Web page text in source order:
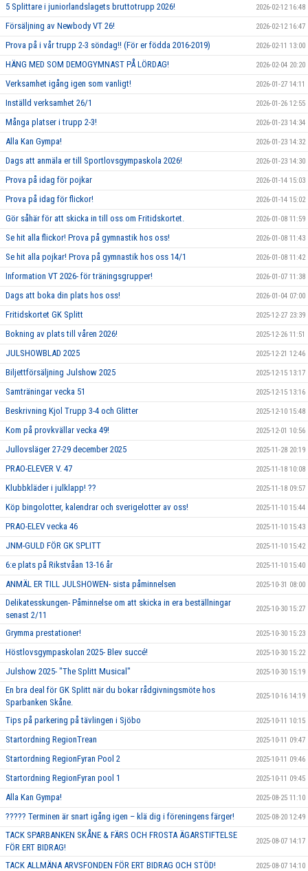
5 Splittare i juniorlandslagets bruttotrupp 2026! 2026-02-12 16:48
Försäljning av Newbody VT 26! 2026-02-12 16:47
Prova på i vår trupp 2-3 söndag!! (För er födda 2016-2019) 2026-02-11 13:00
HÄNG MED SOM DEMOGYMNAST PÅ LÖRDAG! 2026-02-04 20:20
Verksamhet igång igen som vanligt! 2026-01-27 14:11
Inställd verksamhet 26/1 2026-01-26 12:55
Många platser i trupp 2-3! 2026-01-23 14:34
Alla Kan Gympa! 2026-01-23 14:32
Dags att anmäla er till Sportlovsgympaskola 2026! 2026-01-23 14:30
Prova på idag för pojkar 2026-01-14 15:03
Prova på idag för flickor! 2026-01-14 15:02
Gör såhär för att skicka in till oss om Fritidskortet. 2026-01-08 11:59
Se hit alla flickor! Prova på gymnastik hos oss! 2026-01-08 11:43
Se hit alla pojkar! Prova på gymnastik hos oss 14/1 2026-01-08 11:42
Information VT 2026- för träningsgrupper! 2026-01-07 11:38
Dags att boka din plats hos oss! 2026-01-04 07:00
Fritidskortet GK Splitt 2025-12-27 23:39
Bokning av plats till våren 2026! 2025-12-26 11:51
JULSHOWBLAD 2025 2025-12-21 12:46
Biljettförsäljning Julshow 2025 2025-12-15 13:17
Samträningar vecka 51 2025-12-15 13:16
Beskrivning Kjol Trupp 3-4 och Glitter 2025-12-10 15:48
Kom på provkvällar vecka 49! 2025-12-01 10:56
Jullovsläger 27-29 december 2025 2025-11-28 20:19
PRAO-ELEVER V. 47 2025-11-18 10:08
Klubbkläder i julklapp! ?? 2025-11-18 09:57
Köp bingolotter, kalendrar och sverigelotter av oss! 2025-11-10 15:44
PRAO-ELEV vecka 46 2025-11-10 15:43
JNM-GULD FÖR GK SPLITT 2025-11-10 15:42
6:e plats på Rikstvåan 13-16 år 2025-11-10 15:40
ANMÄL ER TILL JULSHOWEN- sista påminnelsen 2025-10-31 08:00
Delikatesskungen- Påminnelse om att skicka in era beställningar
senast 2/11
2025-10-30 15:27
Grymma prestationer! 2025-10-30 15:23
Höstlovsgympaskolan 2025- Blev succé! 2025-10-30 15:22
Julshow 2025- "The Splitt Musical" 2025-10-30 15:19
En bra deal för GK Splitt när du bokar rådgivningsmöte hos
Sparbanken Skåne.
2025-10-16 14:19
Tips på parkering på tävlingen i Sjöbo 2025-10-11 10:15
Startordning RegionTrean 2025-10-11 09:47
Startordning RegionFyran Pool 2 2025-10-11 09:46
Startordning RegionFyran pool 1 2025-10-11 09:45
Alla Kan Gympa! 2025-08-25 11:10
????? Terminen är snart igång igen – klä dig i föreningens färger! 2025-08-20 12:49
TACK SPARBANKEN SKÅNE & FÄRS OCH FROSTA ÄGARSTIFTELSE
FÖR ERT BIDRAG!
2025-08-07 14:17
TACK ALLMÄNA ARVSFONDEN FÖR ERT BIDRAG OCH STÖD! 2025-08-07 14:10